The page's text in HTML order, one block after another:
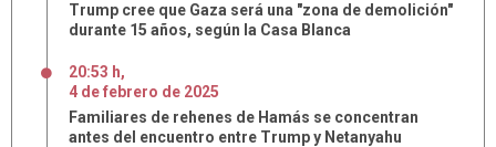
Trump cree que Gaza será una "zona de demolición"
durante 15 años, según la Casa Blanca
20:53 h,
4 defebrero de 2025
Familiares de rehenes de Hamás se concentran
antes del encuentro entre Trump y Netanyahu